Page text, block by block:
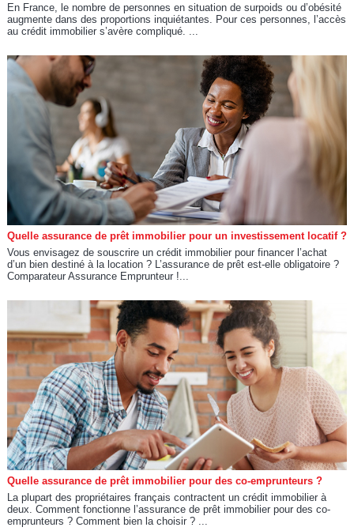
En France, le nombre de personnes en situation de surpoids ou d’obésité
augmente dans des proportions inquiétantes. Pour ces personnes, l’accès
au crédit immobilier s’avère compliqué. ...
Quelle assurance de prêt immobilier pour un investissement locatif ?
Vous envisagez de souscrire un crédit immobilier pour financer l’achat
d’un bien destiné à la location ? L’assurance de prêt est-elle obligatoire ?
Comparateur Assurance Emprunteur !...
Quelle assurance de prêt immobilier pour des co-emprunteurs ?
La plupart des propriétaires français contractent un crédit immobilier à
deux. Comment fonctionne l’assurance de prêt immobilier pour des co-
emprunteurs ? Comment bien la choisir ? ...